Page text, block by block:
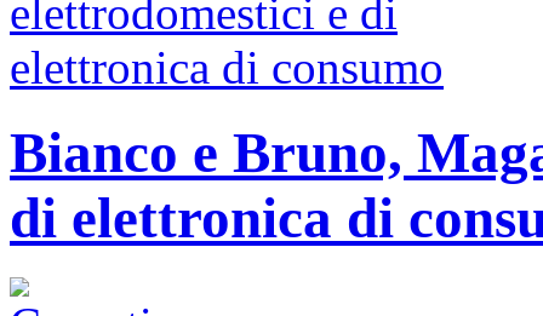
Bianco e Bruno,
di elettronica di